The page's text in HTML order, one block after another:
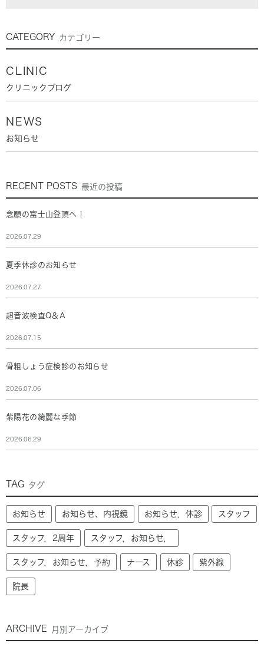
CATEGORY カテゴリー
CLINIC
クリニックブログ
NEWS
お知らせ
RECENT POSTS 最近の投稿
念願の富士山登頂へ！
2026.07.29
夏季休診のお知らせ
2026.07.27
超音波検査Q＆A
2026.07.15
骨粗しょう症検診のお知らせ
2026.07.06
紫陽花の綺麗な季節
2026.06.29
TAG タグ
お知らせ お知らせ、内視鏡 お知らせ，休診 スタッフ
スタッフ，2周年 スタッフ，お知らせ，
スタッフ，お知らせ，予約 ナース 休診 紫外線
院長
ARCHIVE 月別アーカイブ